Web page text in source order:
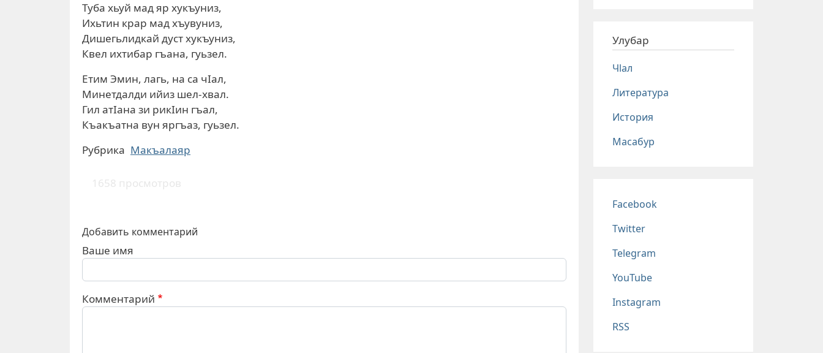
Туба хьуй мад яр хукъуниз,
Ихьтин крар мад хъувуниз,
Дишегьлидкай дуст хукъуниз,
Квел ихтибар гъана, гуьзел.
Етим Эмин, лагь, на са чIал,
Минетдалди ийиз шел-хвал.
Гил атIана зи рикIин гъал,
Къакъатна вун яргъаз, гуьзел.
Рубрика Макъалаяр
1658 просмотров
Добавить комментарий
Ваше имя
Комментарий
Улубар
Чlал
Литература
История
Масабур
Соц сети
Facebook
Twitter
Telegram
YouTube
Instagram
RSS